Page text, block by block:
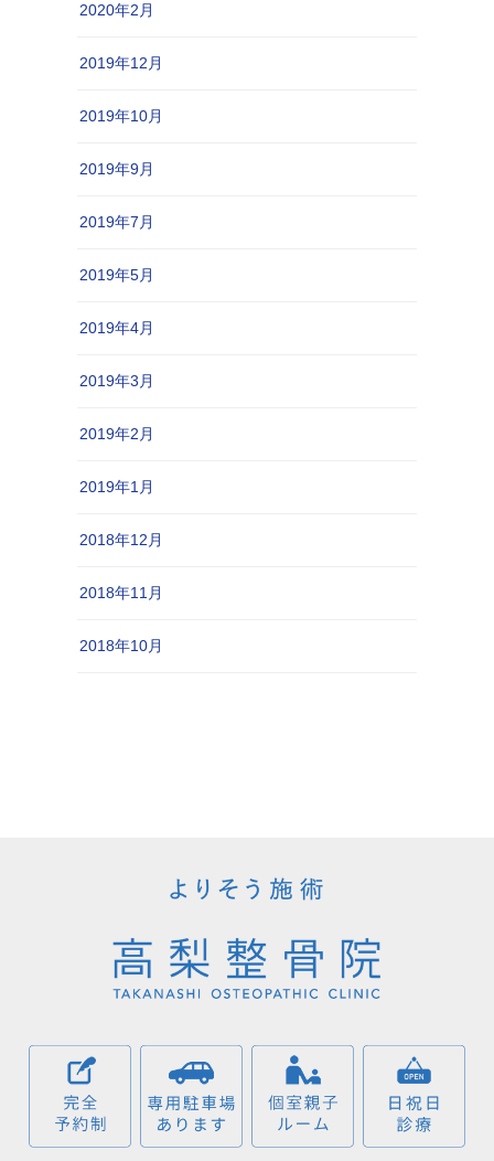
2020年2月
2019年12月
2019年10月
2019年9月
2019年7月
2019年5月
2019年4月
2019年3月
2019年2月
2019年1月
2018年12月
2018年11月
2018年10月